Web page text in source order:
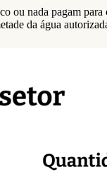
nada pagam
da água